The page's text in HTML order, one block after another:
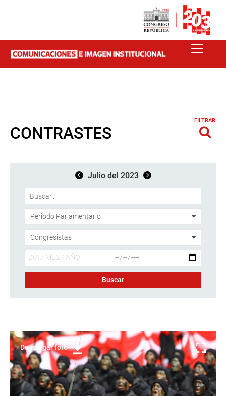
CONTRASTES
FILTRAR
Julio del 2023
Descargar foto